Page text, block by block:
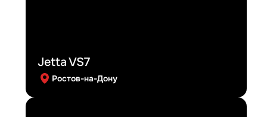
Jetta VS7
Ростов-на-Дону